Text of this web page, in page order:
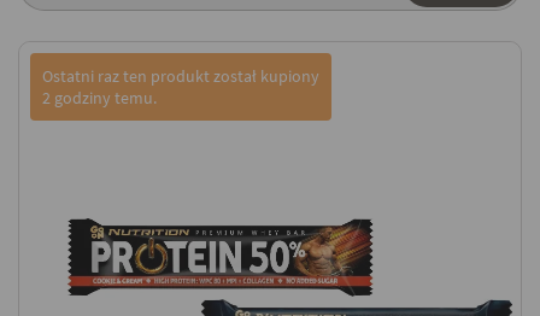
Ostatni raz ten produkt został kupiony
2 godziny temu.